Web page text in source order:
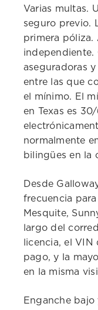
Varias multas.
seguro previo.
primera póliza.
independiente.
aseguradoras
entre las que
el mínimo. El
en Texas es
normalmente
bilingües en la
Desde
frecuencia
Mesquite,
largo del
licencia, el
pago, y la
en la misma
Enganche bajo